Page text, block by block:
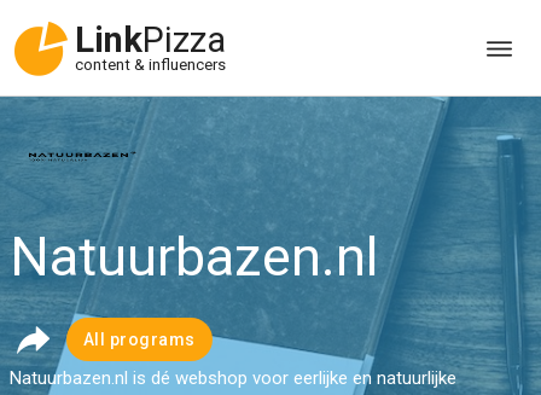
LinkPizza
content & influencers
Natuurbazen.nl
All programs
Natuurbazen.nl is dé webshop voor eerlijke en natuurlijke